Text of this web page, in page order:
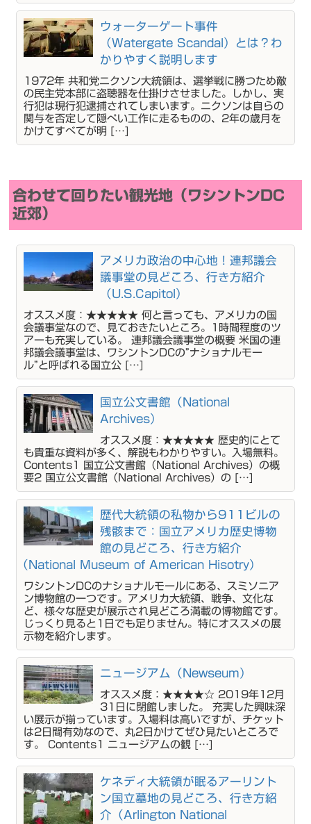
ウォーターゲート事件
（Watergate Scandal）とは？わ
かりやすく説明します
1972年 共和党ニクソン大統領は、選挙戦に勝つため敵
の民主党本部に盗聴器を仕掛けさせました。しかし、実
行犯は現行犯逮捕されてしまいます。ニクソンは自らの
関与を否定して隠ぺい工作に走るものの、2年の歳月を
かけてすべてが明 […]
合わせて回りたい観光地（ワシントンDC
近郊）
アメリカ政治の中心地！連邦議会
議事堂の見どころ、行き方紹介
（U.S.Capitol）
オススメ度：★★★★★ 何と言っても、アメリカの国
会議事堂なので、見ておきたいところ。1時間程度のツ
アーも充実している。 連邦議会議事堂の概要 米国の連
邦議会議事堂は、ワシントンDCの”ナショナルモー
ル”と呼ばれる国立公 […]
国立公文書館（National
Archives）
オススメ度：★★★★★ 歴史的にとて
も貴重な資料が多く、解説もわかりやすい。入場無料。
Contents1 国立公文書館（National Archives）の概
要2 国立公文書館（National Archives）の […]
歴代大統領の私物から911ビルの
残骸まで：国立アメリカ歴史博物
館の見どころ、行き方紹介
（National Museum of American Hisotry）
ワシントンDCのナショナルモールにある、スミソニア
ン博物館の一つです。アメリカ大統領、戦争、文化な
ど、様々な歴史が展示され見どころ満載の博物館です。
じっくり見ると1日でも足りません。特にオススメの展
示物を紹介します。
ニュージアム（Newseum）
オススメ度：★★★★☆ 2019年12月
31日に閉館しました。 充実した興味深
い展示が揃っています。入場料は高いですが、チケット
は2日間有効なので、丸2日かけてぜひ見たいところで
す。 Contents1 ニュージアムの観 […]
ケネディ大統領が眠るアーリント
ン国立墓地の見どころ、行き方紹
介（Arlington National